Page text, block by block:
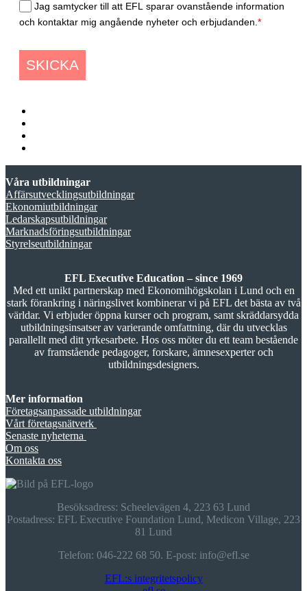
Jag samtycker till att EFL sparar ovanstående information
och kontaktar mig angående nyheter och erbjudanden.*
SKICKA
Våra utbildningar
Affärsutvecklingsutbildningar
Ekonomiutbildningar
Ledarskapsutbildningar
Marknadsföringsutbildningar
Styrelseutbildningar
EFL Executive Education – since 1969
Med ett unikt partnerskap med Ekonomihögskolan i Lund och en
stark förankring i näringslivet kombinerar vi på EFL det bästa av två
världar. Vi erbjuder öppna kurser och program, samt skräddarsydda
utbildningsinsatser av varierande omfattning, där du utvecklas
parallellt med ditt yrkesarbete. Hos oss möter du ett team bestående
av framstående pedagoger, forskare, ämnesexperter och
utbildningsdesigners.
Mer information
Företagsanpassade utbildningar
Vårt företagsnätverk
Senaste nyheterna
Om oss
Kontakta oss
Besöksadress: Scheelevägen 4, 223 63 Lund
Postadress: EFL Executive Foundation Lund, Medicon Village, 223
81 Lund
Telefon: 046­-222 68 50. E­-post: info@efl.se
EFL:s integritetspolicy